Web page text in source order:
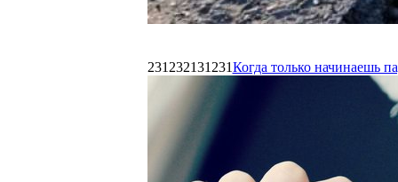
231232131231Когда только начинаешь